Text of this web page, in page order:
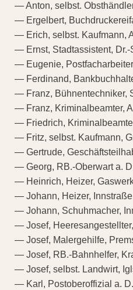
— Anton, selbst.
— Ergelbert,
— Erich, selbst. Kaufmann,
— Ernst, Stadtassistent, Dr.-
— Eugenie,
— Ferdinand,
— Franz, Bühnentechniker,
— Franz, Kriminalbeamter,
— Friedrich,
— Fritz, selbst. Kaufmann,
— Gertrude,
— Georg, RB.-Oberwart a.
— Heinrich, Heizer,
— Johann, Heizer,
— Johann, Schuhmacher,
— Josef,
— Josef, Malergehilfe,
— Josef, RB.-Bahnhelfer,
— Josef, selbst. Landwirt,
— Karl, Postoberoffizial a.